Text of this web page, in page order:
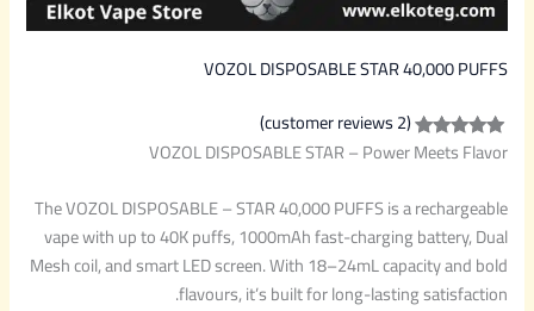
VOZOL DISPOSABLE STAR 40,000 PUFFS
Rated5.00
based on
2
customer
ratings
(2 customer reviews)
VOZOL DISPOSABLE STAR – Power Meets Flavor
The VOZOL DISPOSABLE – STAR 40,000 PUFFS is a rechargeable
vape with up to 40K puffs, 1000mAh fast-charging battery, Dual
Mesh coil, and smart LED screen. With 18–24mL capacity and bold
flavours, it’s built for long-lasting satisfaction.